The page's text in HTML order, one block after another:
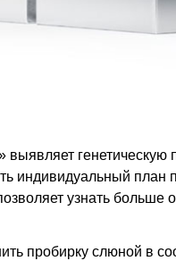
выявляет
индивидуальный план
узнать больше
пробирку слюной в